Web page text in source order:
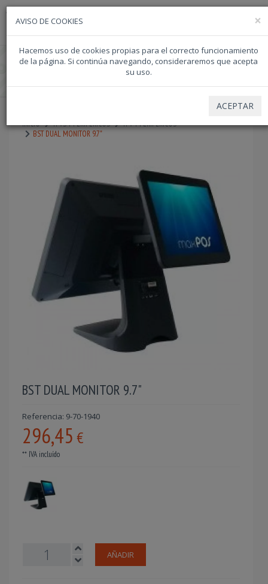
ATENCION TELEFONICA 957357117 - EMAIL info@dipacor.com - WASAP
957357117
957357117
687522834
INICIO TPVS Y PERIFERICOS
TPV Y PERIFERICOS
BST DUAL MONITOR 9.7"
BST DUAL MONITOR 9.7"
Referencia: 9-70-1940
296,45 €
** IVA incluído
AÑADIR
AVISO DE COOKIES ×
Hacemos uso de cookies propias para el correcto funcionamiento
de la página. Si continúa navegando, consideraremos que acepta
su uso.
ACEPTAR